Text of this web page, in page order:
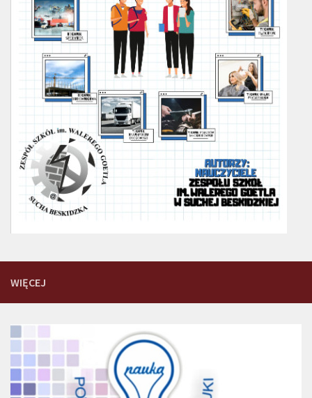
WIĘCEJ